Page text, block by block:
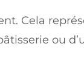
Cela
ou